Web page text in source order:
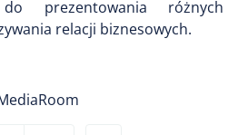
prezentowania różnych
relacji biznesowych.